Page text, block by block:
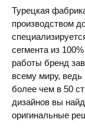
Турецкая
производством
сегмента из
работы бренд
всему миру, ведь
более чем в 50
дизайнов вы
оригинальные